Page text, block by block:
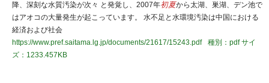
降、深刻な水質汚染が次々 と発覚し、2007年初夏から太湖、巣湖、デン池で
はアオコの大量発生が起こっています。 水不足と水環境汚染は中国における
経済および社会
https://www.pref.saitama.lg.jp/documents/21617/15243.pdf
種別：pdfサイ
ズ：1233.457KB